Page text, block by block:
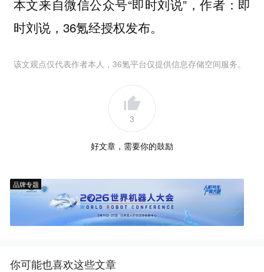
本文来自微信公众号“即时刘说”，作者：即
时刘说，36氪经授权发布。
该文观点仅代表作者本人，36氪平台仅提供信息存储空间服务。
3
好文章，需要你的鼓励
品牌专题
你可能也喜欢这些文章